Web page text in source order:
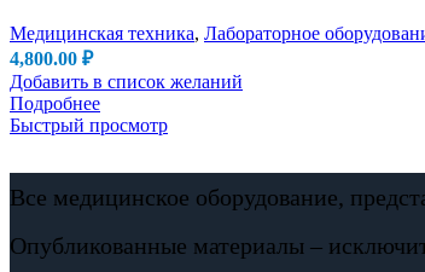
Медицинская техника, Лабораторное
4,800.00 ₽
Добавить в список желаний
Подробнее
Быстрый просмотр
Все медицинское оборудование,
Опубликованные материалы –